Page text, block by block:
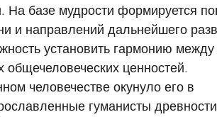
базе мудрости формируется
и направлений дальнейшего
установить гармонию
ценностей.
человечестве окунуло его в
гуманисты